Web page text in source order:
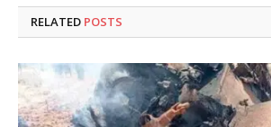
RELATED POSTS